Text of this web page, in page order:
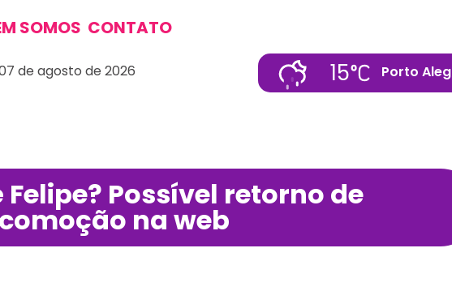
SOMOS CONTATO
de agosto de 2026 Porto
15
Possível retorno de
na web